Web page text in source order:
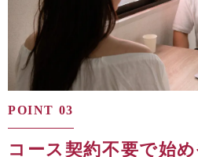
POINT 03
コース契約不要で始め